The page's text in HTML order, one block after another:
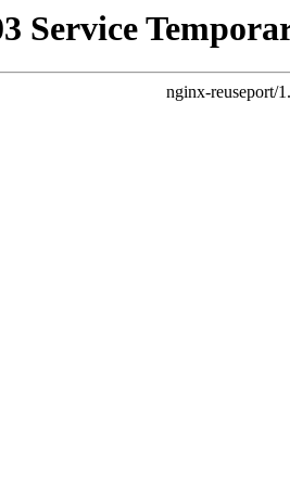
Service
nginx-reuseport/